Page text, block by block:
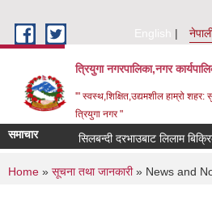
English
त्रियुगा नगरपालिका,नगर
'" स्वस्थ,शिक्षित,उद्यमशील हाम्रो
त्रियुगा नगर "
समाचार सिलबन्दी दरभाउबाट लिलाम बिक्रिको
You are here
Home » सूचना तथा जानकारी» News and